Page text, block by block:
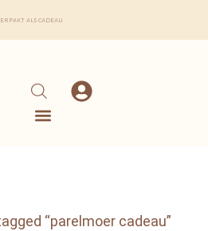
als cadeau
“parelmoer cadeau”